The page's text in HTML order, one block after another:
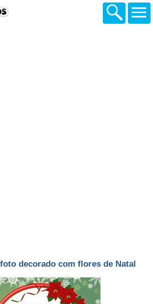
decorado com flores de Natal